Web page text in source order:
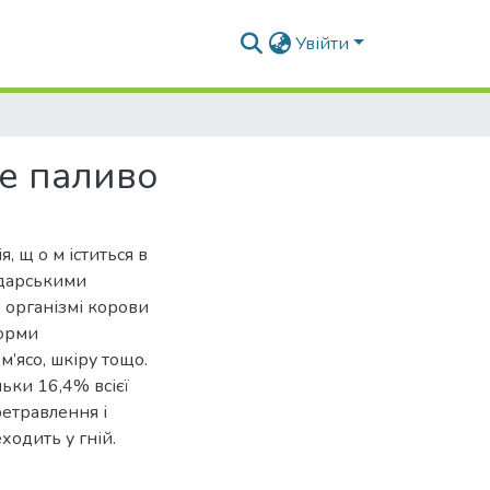
Увійти
паливо
щ о м іститься в
корови
шкіру тощо.
16,4% всієї
і
у гній.